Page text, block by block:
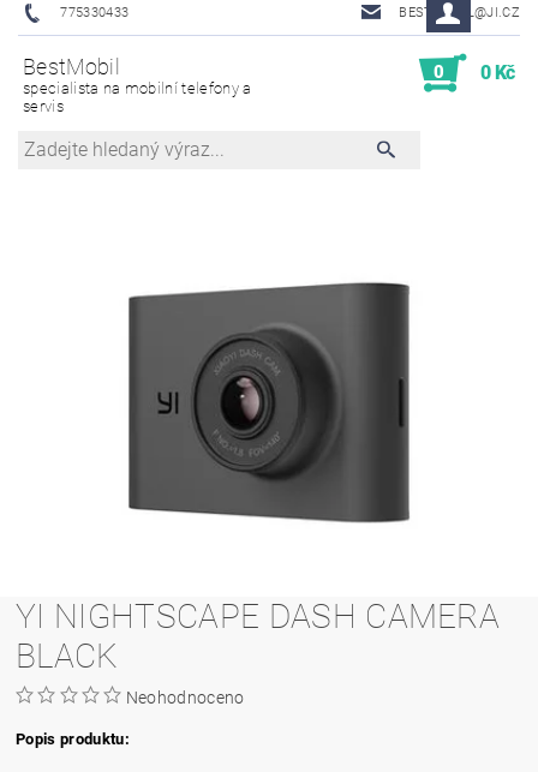
775330433 BESTMOBIL@JI.CZ
BestMobil
specialista na mobilní telefony a
servis
0 0 Kč
YI NIGHTSCAPE DASH CAMERA
BLACK
Neohodnoceno
Popis produktu: